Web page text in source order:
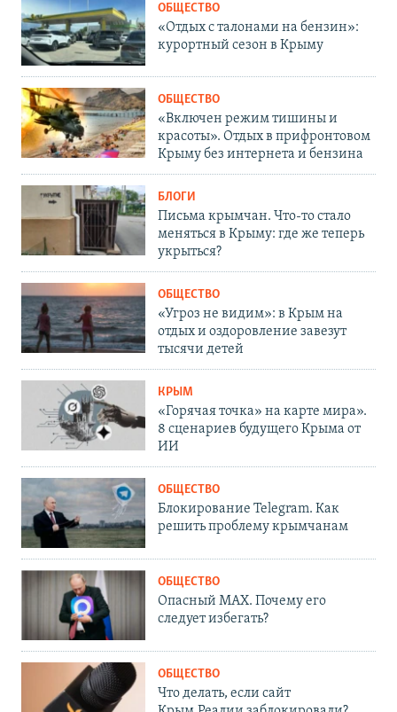
ОБЩЕСТВО
«Отдых с талонами на бензин»:
курортный сезон в Крыму
ОБЩЕСТВО
«Включен режим тишины и
красоты». Отдых в прифронтовом
Крыму без интернета и бензина
БЛОГИ
Письма крымчан. Что-то стало
меняться в Крыму: где же теперь
укрыться?
ОБЩЕСТВО
«Угроз не видим»: в Крым на
отдых и оздоровление завезут
тысячи детей
КРЫМ
«Горячая точка» на карте мира».
8 сценариев будущего Крыма от
ИИ
ОБЩЕСТВО
Блокирование Telegram. Как
решить проблему крымчанам
ОБЩЕСТВО
Опасный MAX. Почему его
следует избегать?
ОБЩЕСТВО
Что делать, если сайт